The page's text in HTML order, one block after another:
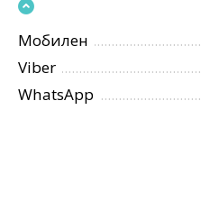
Мобилен
Viber
WhatsApp